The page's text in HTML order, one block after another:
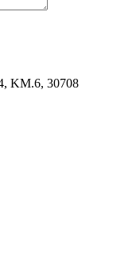
KM.6, 30708